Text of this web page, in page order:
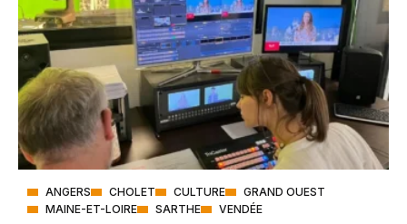
ANGERS CHOLET CULTURE
GRAND OUEST
MAINE-ET-LOIRE
SARTHE VENDÉE